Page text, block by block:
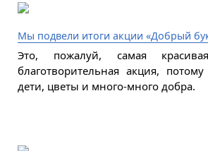
Мы подвели итоги акции «Добрый
Это, пожалуй, самая
благотворительная акция,
дети, цветы и много-много добра.